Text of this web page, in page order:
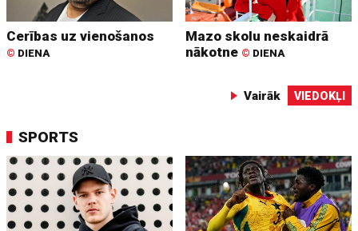
Cerības uz vienošanos
© DIENA
Mazo skolu neskaidrā
nākotne © DIENA
Vairāk VIEDOKĻI
SPORTS